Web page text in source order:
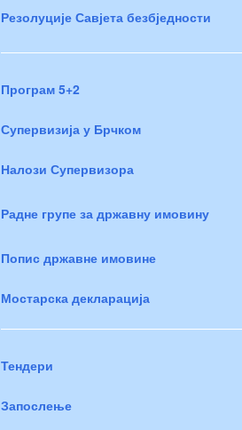
Резолуције Савјета безбједности
Програм 5+2
Супервизија у Брчком
Налози Супервизора
Радне групе за државну имовину
Попис државне имовине
Мостарска декларација
Тендери
Запослење